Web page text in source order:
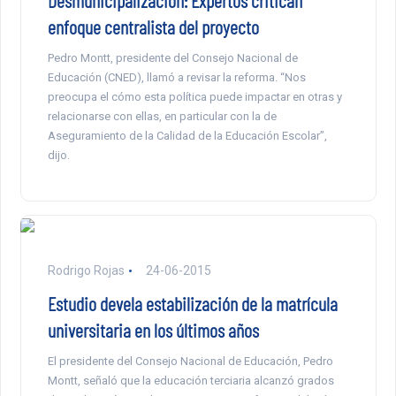
enfoque centralista del proyecto
Pedro Montt, presidente del Consejo Nacional de
Educación (CNED), llamó a revisar la reforma. “Nos
preocupa el cómo esta política puede impactar en otras y
relacionarse con ellas, en particular con la de
Aseguramiento de la Calidad de la Educación Escolar”,
dijo.
Rodrigo Rojas 24-06-2015
Estudio devela estabilización de la matrícula
universitaria en los últimos años
El presidente del Consejo Nacional de Educación, Pedro
Montt, señaló que la educación terciaria alcanzó grados